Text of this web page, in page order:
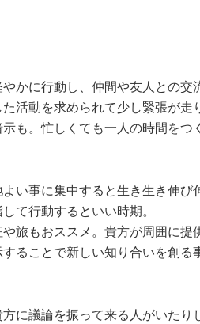
かに行動し、仲間や友人との
活動を求められて少し緊張が
も。忙しくても一人の時間をつ
い事に集中すると生き生き伸
て行動するといい時期。
旅もおススメ。貴方が周囲に
ることで新しい知り合いを創る
に議論を振って来る人がいた